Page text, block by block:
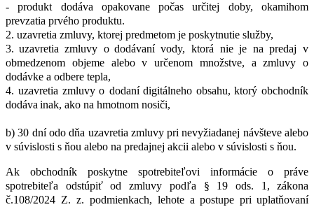
- produkt dodáva opakovane počas určitej doby, okamihom
prevzatia prvého produktu.
2. uzavretia zmluvy, ktorej predmetom je poskytnutie služby,
3. uzavretia zmluvy o dodávaní vody, ktorá nie je na predaj v
obmedzenom objeme alebo v určenom množstve, a zmluvy o
dodávke a odbere tepla,
4. uzavretia zmluvy o dodaní digitálneho obsahu, ktorý obchodník
dodáva inak, ako na hmotnom nosiči,
b) 30 dní odo dňa uzavretia zmluvy pri nevyžiadanej návšteve alebo
v súvislosti s ňou alebo na predajnej akcii alebo v súvislosti s ňou.
Ak obchodník poskytne spotrebiteľovi informácie o
práve
spotrebiteľa
odstúpiť od zmluvy podľa § 19 ods. 1, zákona
č.108/2024 Z. z. podmienkach, lehote a postupe pri uplatňovaní